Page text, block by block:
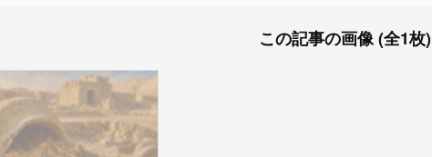
この記事の画像 (全1枚)